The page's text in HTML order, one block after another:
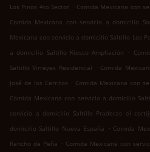
Los Pinos 4to Sector . Comida Mexicana con
Comida Mexicana con servicio a domicilio
Mexicana con servicio a domicilio Saltillo Los
a domicilio Saltillo Kiosco Ampliación
.
Saltillo Virreyes Residencial . Comida
José de los Cerritos . Comida Mexicana con
Comida Mexicana con servicio a domicilio
servicio a domicilio Saltillo Praderas el
domicilio Saltillo Nueva España
. Comida
Rancho de Peña . Comida Mexicana con